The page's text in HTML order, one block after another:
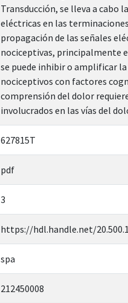
Transducción, se lleva a cabo
eléctricas en las
propagación de las señales
nociceptivas, principalmente
se puede inhibir o amplificar
nociceptivos con factores
comprensión del dolor
involucrados en las vías del
627815T
pdf
3
https://hdl.handle.net/
spa
212450008